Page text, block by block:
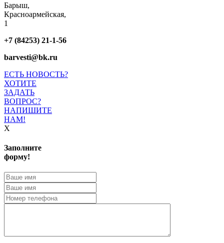
Барыш,
Красноармейская,
1
+7 (84253) 21-1-56
barvesti@bk.ru
ЕСТЬ НОВОСТЬ?
ХОТИТЕ
ЗАДАТЬ
ВОПРОС?
НАПИШИТЕ
НАМ!
X
Заполните
форму!